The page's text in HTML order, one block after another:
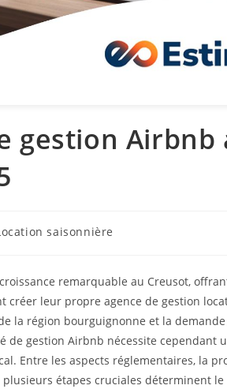
gestion Airbnb
saisonnière
remarquable au Creusot,
leur propre agence de gestion
la région bourguignonne et la
de gestion Airbnb nécessite cependant
Entre les aspects réglementaires, la
étapes cruciales déterminent